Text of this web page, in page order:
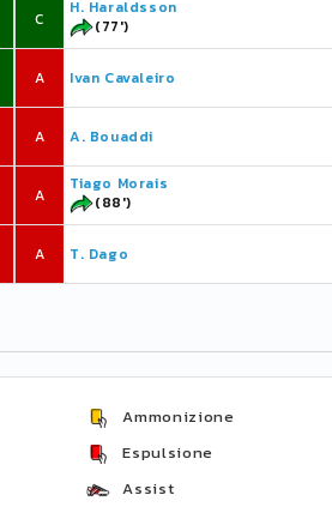
C
H. Haraldsson
(77')
A Ivan Cavaleiro
A A. Bouaddi
A
Tiago Morais
(88')
A T. Dago
Ammonizione
Espulsione
Assist